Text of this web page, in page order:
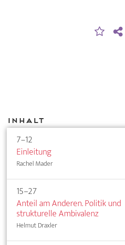
Inhalt
7–12
Einleitung
Rachel Mader
15–27
Anteil am Anderen. Politik und
strukturelle Ambivalenz
Helmut Draxler